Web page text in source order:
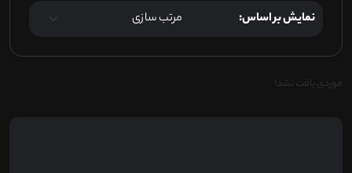
نمایش بر اساس:
موردی یافت نشد!